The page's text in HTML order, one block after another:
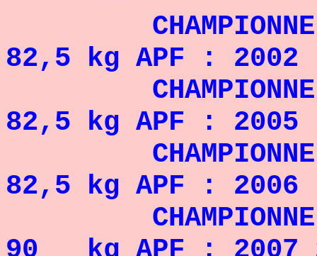
CHAMPIONNE
82,5 kg APF : 2002
82,5 kg APF : 2005
82,5 kg APF : 2006